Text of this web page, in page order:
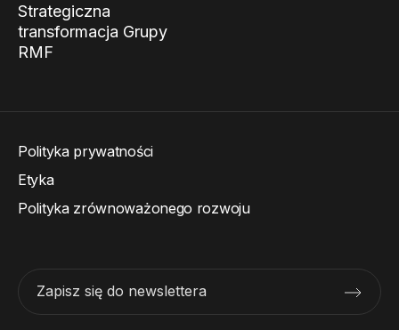
Strategiczna
transformacja Grupy
RMF
Zapisz się do newslettera
Polityka prywatności
Etyka
Polityka zrównoważonego rozwoju